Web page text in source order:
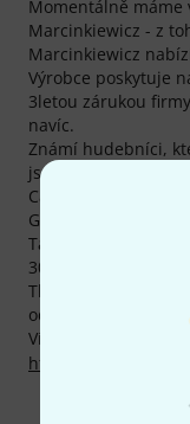
Momentálně
Marcinkiewicz - z
Marcinkiewicz
Výrobce poskytuje
3letou zárukou
navíc.
Známí hudebníci,
jsou např. Rob
Cannon, John Cox,
Ginsberg, Steve
Také na produkty
30denní záruku
Thomann a mnoho
odborníky, servis
Více informací o
http://